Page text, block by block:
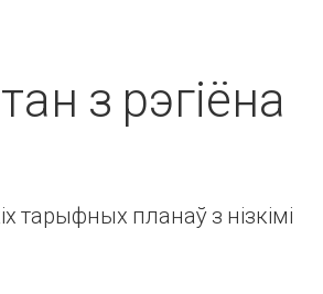
з рэгіёна
тарыфных планаў з нізкімі